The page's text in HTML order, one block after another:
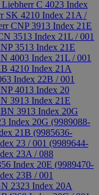
C 4023 Index
SK 4210 Index 21A /
CNP 3913 Index 21E
3513 Index 21L / 001
3513 Index 21E
4003 Index 21L / 001
4210 Index 21A
Index 22B / 001
4013 Index 20
3913 Index 21E
3913 Index 20G
Index 20G (9989088-
21B (9985636-
23 / 001 (9989644-
23A / 088
Index 20E (9989470-
23B / 001
2323 Index 20A